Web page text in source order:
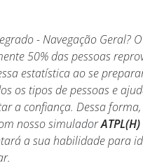
- Navegação Geral?
50% das pessoas
estatística ao se
os tipos de pessoas e
a confiança. Dessa
nosso simulador
a sua habilidade para